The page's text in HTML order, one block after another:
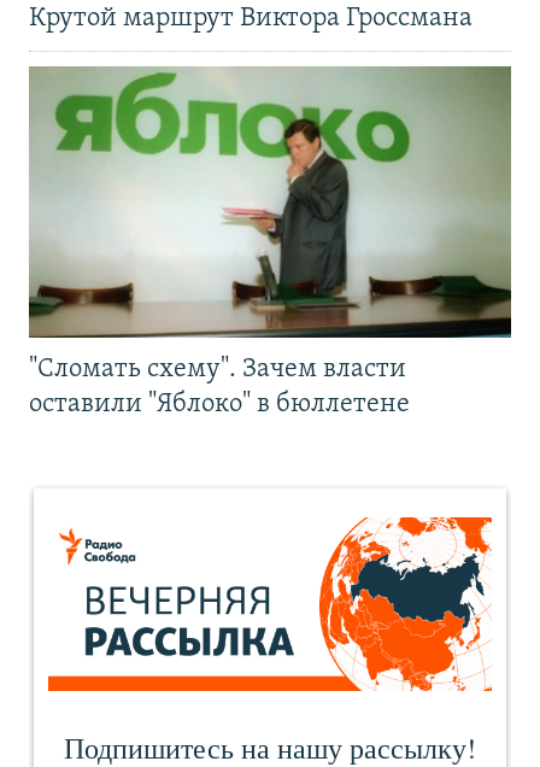
Крутой маршрут Виктора Гроссмана
"Сломать схему". Зачем власти
оставили "Яблоко" в бюллетене